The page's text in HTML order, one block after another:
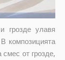
грозде улавя
композицията
от грозде,